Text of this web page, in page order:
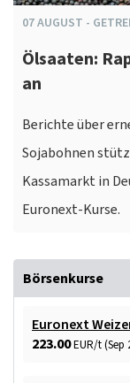
07AUGUST -
Ölsaaten:
an
Berichte über
Sojabohnen
Kassamarkt in
Euronext-Kurse.
Börsenkurse
Euronext
223.00EUR/t (Sep